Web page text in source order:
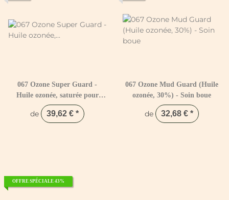
067 Ozone Super Guard -
Huile ozonée, saturée pour
soins intensifs
de 39,62 € *
067 Ozone Mud Guard (Huile
ozonée, 30%) - Soin boue
de 32,68 € *
OFFRE SPÉCIALE 43%